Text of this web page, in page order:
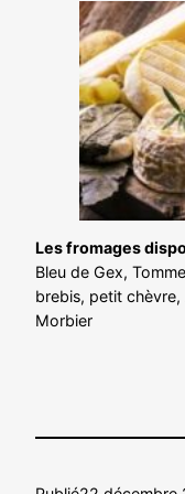
Les fromages
Bleu de Gex,
brebis, petit
Morbier